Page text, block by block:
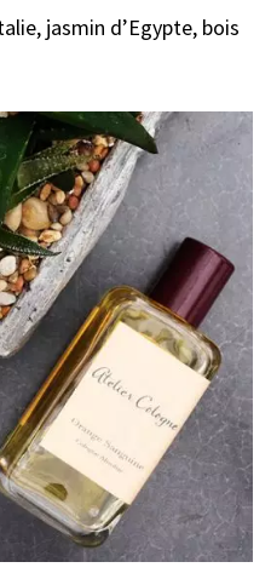
jasmin d’Egypte, bois